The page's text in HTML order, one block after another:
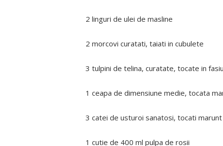
2 linguri de ulei de masline
2 morcovi curatati, taiati in cubulete
3 tulpini de telina, curatate, tocate in
1 ceapa de dimensiune medie, tocata
3 catei de usturoi sanatosi, tocati marunt
1 cutie de 400 ml pulpa de rosii